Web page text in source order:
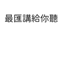
最匯講給你聽